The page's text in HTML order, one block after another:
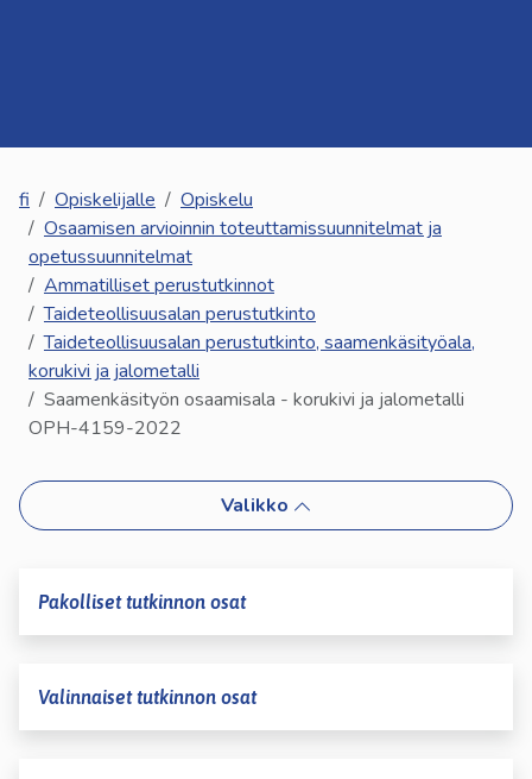
fi Opiskelijalle
Opiskelu
Osaamisen arvioinnin toteuttamissuunnitelmat ja
opetussuunnitelmat
Ammatilliset perustutkinnot
Taideteollisuusalan perustutkinto
Taideteollisuusalan perustutkinto, saamenkäsityöala,
korukivi ja jalometalli
Saamenkäsityön osaamisala - korukivi ja jalometalli
OPH-4159-2022
Valikko
Pakolliset tutkinnon osat
Valinnaiset tutkinnon osat